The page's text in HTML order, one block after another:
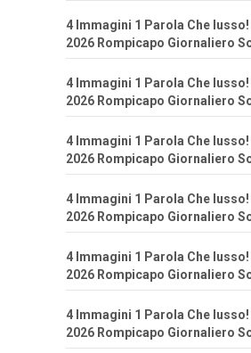
4 Immagini 1 Parola Che
2026 Rompicapo Giornaliero
4 Immagini 1 Parola Che
2026 Rompicapo Giornaliero
4 Immagini 1 Parola Che
2026 Rompicapo Giornaliero
4 Immagini 1 Parola Che
2026 Rompicapo Giornaliero
4 Immagini 1 Parola Che
2026 Rompicapo Giornaliero
4 Immagini 1 Parola Che
2026 Rompicapo Giornaliero